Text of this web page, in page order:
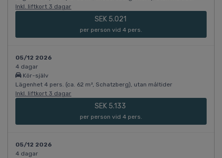
Inkl. liftkort 3 dagar
SEK 5.021
per person vid 4 pers.
05/12 2026
4 dagar
Kör-själv
Lägenhet 4 pers. (ca. 62 m², Schatzberg), utan måltider
Inkl. liftkort 3 dagar
SEK 5.133
per person vid 4 pers.
05/12 2026
4 dagar